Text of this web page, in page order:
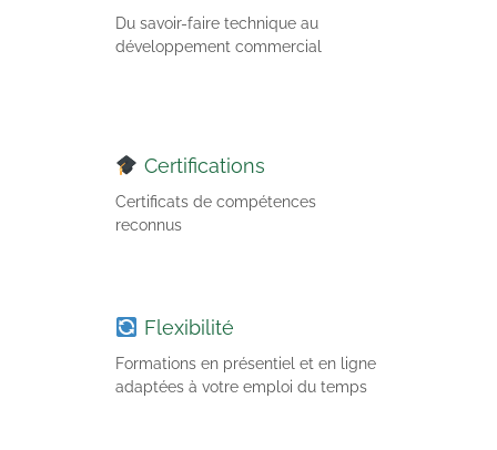
Du savoir-faire technique au
développement commercial
Certifications
Certificats de compétences
reconnus
Flexibilité
Formations en présentiel et en ligne
adaptées à votre emploi du temps